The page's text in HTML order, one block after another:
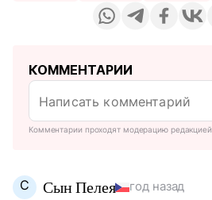
КОММЕНТАРИИ
Комментарии проходят модерацию редакцией
С Сын Пелея год назад